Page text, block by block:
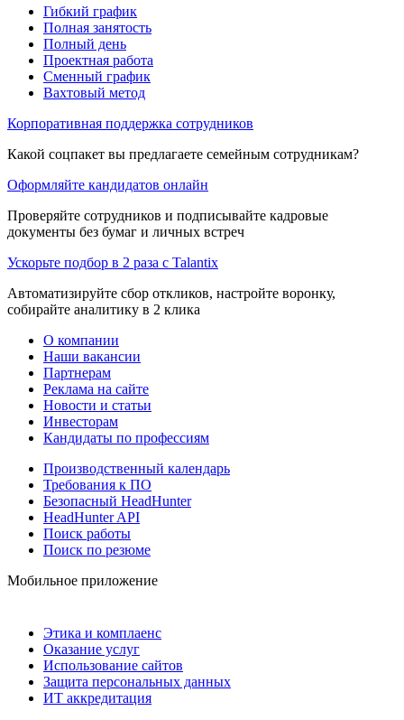
Гибкий график
Полная занятость
Полный день
Проектная работа
Сменный график
Вахтовый метод
Корпоративная поддержка сотрудников
Какой соцпакет вы предлагаете семейным сотрудникам?
Оформляйте кандидатов онлайн
Проверяйте сотрудников и подписывайте кадровые
документы без бумаг и личных встреч
Ускорьте подбор в 2 раза с Talantix
Автоматизируйте сбор откликов, настройте воронку,
собирайте аналитику в 2 клика
О компании
Наши вакансии
Партнерам
Реклама на сайте
Новости и статьи
Инвесторам
Кандидаты по профессиям
Производственный календарь
Требования к ПО
Безопасный HeadHunter
HeadHunter API
Поиск работы
Поиск по резюме
Мобильное приложение
Этика и комплаенс
Оказание услуг
Использование сайтов
Защита персональных данных
ИТ аккредитация